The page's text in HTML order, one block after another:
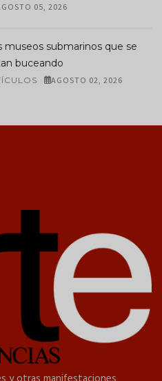
05, 2026
museos submarinos que se
buceando
AGOSTO 02, 2026